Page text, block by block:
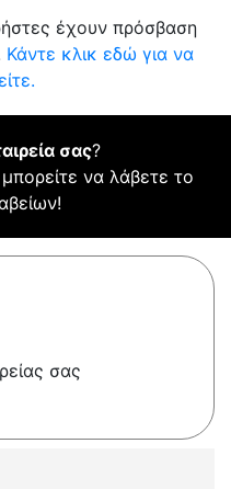
έχουν πρόσβαση
Κάντε κλικ εδώ για να
σας?
να λάβετε το
σας